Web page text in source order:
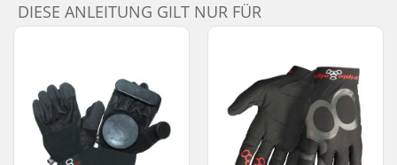
DIESE ANLEITUNG GILT NUR FÜR